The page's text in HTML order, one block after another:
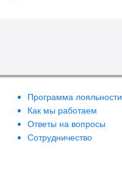
Программа лояльности
Как мы работаем
Ответы на вопросы
Сотрудничество